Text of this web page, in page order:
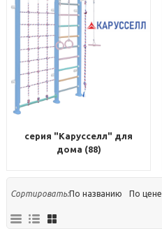
серия "Карусселл" для
дома (88)
Сортировать:По названию По цене